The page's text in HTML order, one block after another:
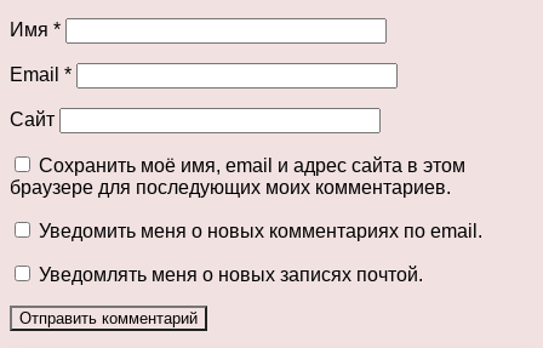
Имя *
Email *
Сайт
Сохранить моё имя, email и адрес сайта в этом
браузере для последующих моих комментариев.
Уведомить меня о новых комментариях по email.
Уведомлять меня о новых записях почтой.